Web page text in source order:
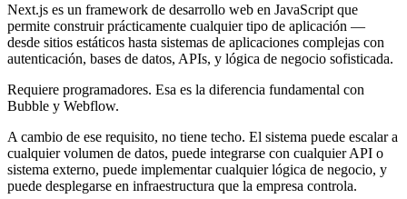
Next.js es un framework de desarrollo web en JavaScript que
permite construir prácticamente cualquier tipo de aplicación —
desde sitios estáticos hasta sistemas de aplicaciones complejas con
autenticación, bases de datos, APIs, y lógica de negocio sofisticada.
Requiere programadores. Esa es la diferencia fundamental con
Bubble y Webflow.
A cambio de ese requisito, no tiene techo. El sistema puede escalar a
cualquier volumen de datos, puede integrarse con cualquier API o
sistema externo, puede implementar cualquier lógica de negocio, y
puede desplegarse en infraestructura que la empresa controla.